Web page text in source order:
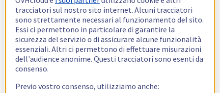
tracciatori sul nostro sito internet. Alcuni tracciatori
sono strettamente necessari al funzionamento del sito.
Essi ci permettono in particolare di garantire la
sicurezza del servizio o di assicurare alcune funzionalità
essenziali. Altri ci permettono di effettuare misurazioni
dell'audience anonime. Questi tracciatori sono esenti da
consenso.
Previo vostro consenso, utilizziamo anche: